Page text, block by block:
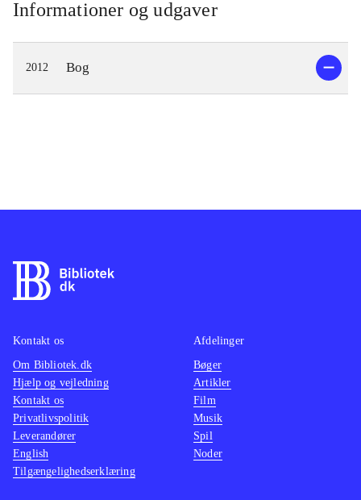
Informationer og udgaver
2012 Bog
Kontakt os
Om Bibliotek.dk
Hjælp og vejledning
Kontakt os
Privatlivspolitik
Leverandører
English
Tilgængelighedserklæring
Afdelinger
Bøger
Artikler
Film
Musik
Spil
Noder